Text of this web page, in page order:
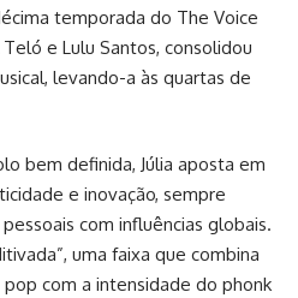
temporada do The Voice
e Lulu Santos, consolidou
levando-a às quartas de
bem definida, Júlia aposta em
e inovação, sempre
com influências globais.
uma faixa que combina
com a intensidade do phonk